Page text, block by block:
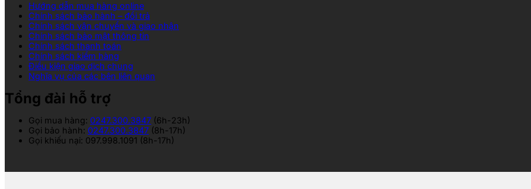
Hướng dẫn mua hàng online
Chính sách bảo hành – đổi trả
Chính sách vận chuyển và giao nhận
Chính sách bảo mật thông tin
Chính sách thanh toán
Chính sách kiểm hàng
Điều kiện giao dịch chung
Nghĩa vụ của các bên liên quan
Tổng đài hỗ trợ
Gọi mua hàng: 0247.300.3847 (6h-23h)
Gọi bảo hành: 0247.300.3847 (8h-17h)
Gọi khiếu nại: 097.998.1091 (8h-17h)